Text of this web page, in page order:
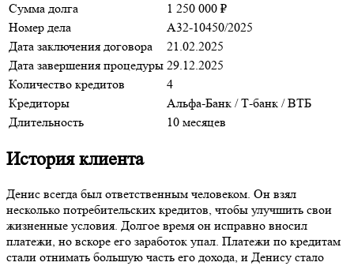
Сумма долга
1 250 000 ₽
Номер дела
А32-10450/2025
Дата заключения договора
21.02.2025
Дата завершения процедуры 29.12.2025
Количество кредитов
4
Кредиторы
Альфа-Банк /Т-банк /ВТБ
Длительность
10 месяцев
История клиента
Денис всегда был ответственным человеком. Он взял
несколько потребительских кредитов, чтобы улучшить свои
жизненные условия. Долгое время он исправно вносил
платежи, но вскоре его заработок упал. Платежи по кредитам
стали отнимать большую часть его дохода, и Денису стало